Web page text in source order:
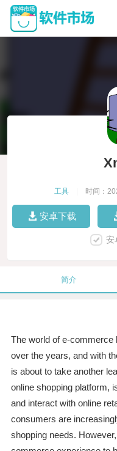
工具 时间：
安卓下载
安
简介
The world of e-
over the years, and with
is about to take another
online shopping platform,
and interact with online
consumers are
shopping needs.